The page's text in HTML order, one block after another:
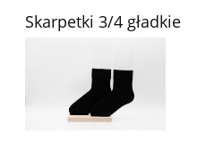
Skarpetki 3/4 gładkie